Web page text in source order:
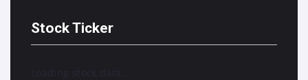
Stock Ticker
Loading stock data...